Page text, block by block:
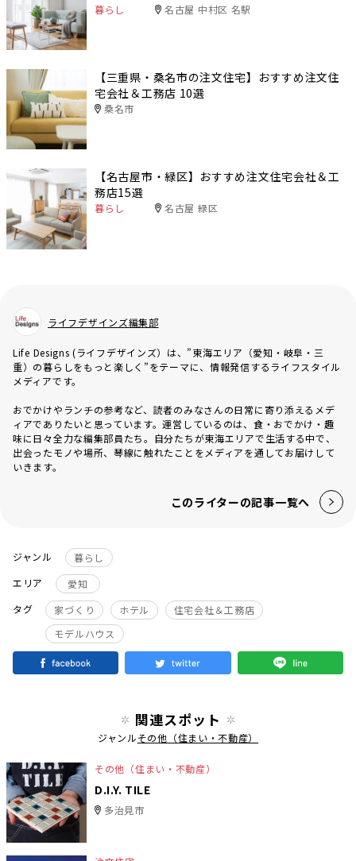
暮らし 名古屋 中村区 名駅
【三重県・桑名市の注文住宅】おすすめ注文住
宅会社＆工務店 10選
桑名市
【名古屋市・緑区】おすすめ注文住宅会社＆工
務店15選
暮らし 名古屋 緑区
ライフデザインズ編集部
Life Designs (ライフデザインズ）は、”東海エリア（愛知・岐阜・三
重）の暮らしをもっと楽しく”をテーマに、情報発信するライフスタイル
メディアです。
おでかけやランチの参考など、読者のみなさんの日常に寄り添えるメデ
ィアでありたいと思っています。運営しているのは、食・おでかけ・趣
味に日々全力な編集部員たち。自分たちが東海エリアで生活する中で、
出会ったモノや場所、琴線に触れたことをメディアを通してお届けして
いきます。
このライターの記事一覧へ
ジャンル
暮らし
エリア
愛知
タグ
家づくり ホテル
住宅会社＆工務店
モデルハウス
関連スポット
ジャンルその他（住まい・不動産）
その他（住まい・不動産）
D.I.Y. TILE
多治見市